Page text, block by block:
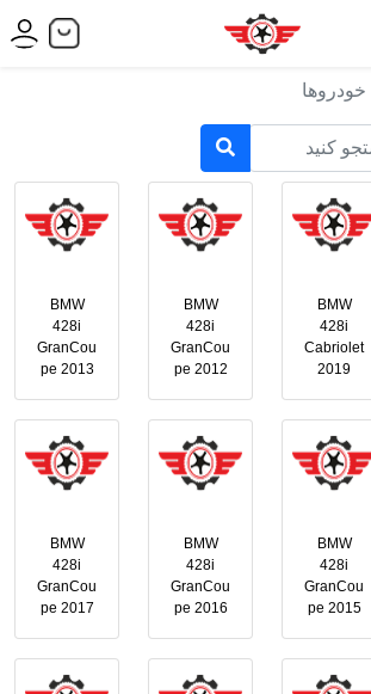
خودروها
BMW
428i
Cabriolet
2019
BMW
428i
GranCou
pe 2012
BMW
428i
GranCou
pe 2013
BMW
428i
GranCou
pe 2015
BMW
428i
GranCou
pe 2016
BMW
428i
GranCou
pe 2017